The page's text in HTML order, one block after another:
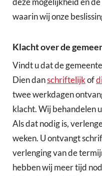
waarin wij onze
Klacht over de
Vindt u dat de
Dien danschriftelijkof
twee werkdagen
klacht. Wij behandelen
Als dat nodig is,
weken. U ontvangt
verlenging van de
hebben wij meer tijd